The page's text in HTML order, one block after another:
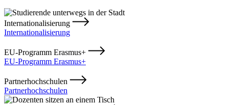
Internationalisierung
Internationalisierung
EU-Programm Erasmus+
EU-Programm Erasmus+
Partnerhochschulen
Partnerhochschulen